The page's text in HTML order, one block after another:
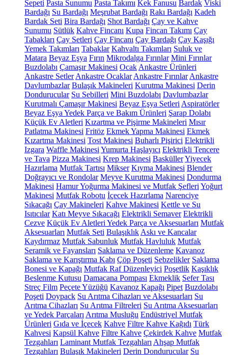
Sepeti Pasta Sunumu Pasta Takımı Kek Fanusu Bardak Viski
Bardağı Su Bardağı Meşrubat Bardağı Rakı Bardağı Kadeh
Bardak Seti Bira Bardağı Shot Bardağı Çay ve Kahve
Sunumu Sütlük Kahve Fincanı Kupa Fincan Takımı Çay
Tabakları Çay Setleri Çay Fincanı Çay Bardağı Çay Kaşığı
Yemek Takımları Tabaklar Kahvaltı Takımları Suluk ve
Matara Beyaz Eşya Fırın Mikrodalga Fırınlar Mini Fırınlar
Buzdolabı Çamaşır Makinesi Ocak Ankastre Ürünleri
Ankastre Setler Ankastre Ocaklar Ankastre Fırınlar Ankastre
Davlumbazlar Bulaşık Makineleri Kurutma Makinesi Derin
Dondurucular Su Sebilleri Mini Buzdolabı Davlumbazlar
Kurutmalı Çamaşır Makinesi Beyaz Eşya Setleri Aspiratörler
Beyaz Eşya Yedek Parça ve Bakım Ürünleri Şarap Dolabı
Küçük Ev Aletleri Kızartma ve Pişirme Makineleri Mısır
Patlatma Makinesi Fritöz Ekmek Yapma Makinesi Ekmek
Kızartma Makinesi Tost Makinesi Buharlı Pişirici Elektrikli
Izgara Waffle Makinesi Yumurta Haşlayıcı Elektrikli Tencere
ve Tava Pizza Makinesi Krep Makinesi BasküllerYiyecek
Hazırlama Mutfak Tartısı Mikser Kıyma Makinesi Blender
Doğrayıcı ve Rondolar Meyve Kurutma Makinesi Dondurma
Makinesi Hamur Yoğurma Makinesi ve Mutfak Şefleri Yoğurt
Makinesi Mutfak Robotu İçecek Hazırlama Narenciye
Sıkacağı Çay Makineleri Kahve Makinesi Kettle ve Su
Isıtıcılar Katı Meyve Sıkacağı Elektrikli Semaver Elektrikli
Cezve Küçük Ev Aletleri Yedek Parça ve Aksesuarları Mutfak
Aksesuarları Mutfak Seti Bulaşıklık Askı ve Kancalar
Kaydırmaz Mutfak Sabunluk Mutfak Havluluk Mutfak
Seramik ve Fayansları Saklama ve Düzenleme Kavanoz
Saklama ve Karıştırma Kabı Çöp Poşeti Sebzelikler Saklama
Bonesi ve Kapağı Mutfak Raf Düzenleyici Poşetlik Kaşıklık
Beslenme Kutusu Damacana Pompası Ekmeklik Sefer Tası
Streç Film Peçete Yüzüğü Kavanoz Kapağı Pipet Buzdolabı
Poşeti Doypack Su Arıtma Cihazları ve Aksesuarları Su
Arıtma Cihazları Su Arıtma Filtreleri Su Arıtma Aksesuarları
ve Yedek Parçaları Arıtma Musluğu Endüstriyel Mutfak
Ürünleri Gıda ve İçecek Kahve Filtre Kahve Kağıdı Türk
Kahvesi Kapsül Kahve Filtre Kahve Çekirdek Kahve Mutfak
Tezgahları Laminant Mutfak Tezgahları Ahşap Mutfak
Tezgahları Bulaşık Makineleri Derin Dondurucular Su